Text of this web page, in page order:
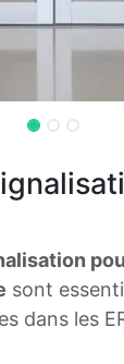
sont
dans les